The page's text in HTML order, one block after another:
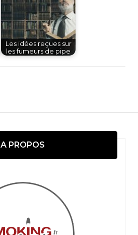
Les idées reçues sur
les fumeurs de pipe
A PROPOS